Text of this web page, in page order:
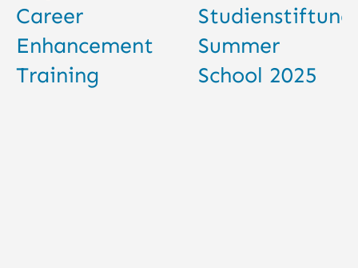
Career
Enhancement
Training
Studienstiftung
Summer
School 2025